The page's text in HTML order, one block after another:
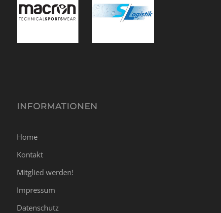
INFORMATIONEN
Home
Kontakt
Mitglied werden!
Impressum
Datenschutz